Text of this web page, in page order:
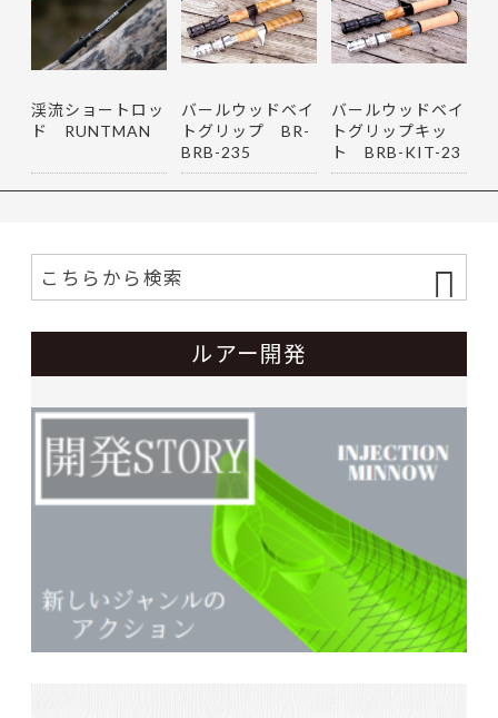
渓流ショートロッ
ド RUNTMAN
バールウッドベイ
トグリップ BR-
BRB-235
バールウッドベイ
トグリップキッ
ト BRB-KIT-23
5
ルアー開発